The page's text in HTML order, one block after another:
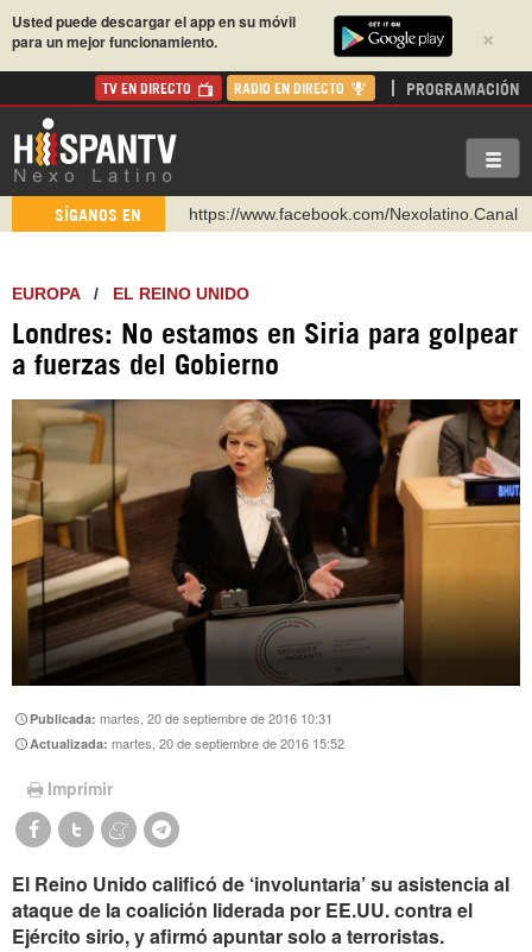
×
Usted puede descargar el app en su móvil
para un mejor funcionamiento.
TV EN DIRECTO RADIO EN DIRECTO PROGRAMACIÓN
SÍGANOS EN https://www.facebook.com/Nexolatino.Canal
https://www.youtube.com/@nexo_latino
https://t.me/hispantvcanal
https://urmedium.com/c/hispantv
WhatsApp y Viber: +98 921 79 29 404
Instagram como: hispan_tv
EUROPA/ EL REINO UNIDO
Londres: No estamos en Siria para golpear
a fuerzas del Gobierno
Publicada:martes, 20 de septiembre de 2016 10:31
Actualizada:martes, 20 de septiembre de 2016 15:52
Imprimir
El Reino Unido calificó de ‘involuntaria’ su asistencia al
ataque de la coalición liderada por EE.UU. contra el
Ejército sirio, y afirmó apuntar solo a terroristas.